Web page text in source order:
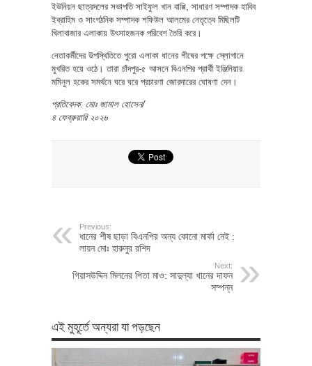
ইউনিয়ন ছাত্রদলের সভাপতি সাইফুল খান বাপ্পি, সাধারণ সম্পাদক হাবিব
ইব্রাহিম ও সাংগঠনিক সম্পাদক শফিউল আলমের নেতৃত্বে মিছিলটি
খিলাবাজার এলাকায় উৎসাহজনক পরিবেশ তৈরি করে।
নেতাকর্মীদের উপস্থিতিতে পুরো এলাকা ধানের শীষের পক্ষে স্লোগানে
মুখরিত হয়ে ওঠে। তারা চাঁদপুর-৫ আসনে বিএনপির প্রার্থী ইঞ্জিনিয়ার
মমিনুল হকের সমর্থনে ঘরে ঘরে প্রচারণা জোরদারের ঘোষণা দেন।
প্রতিবেদক: মোঃ জামাল হোসেন/
৪ ফেব্রুয়ারি ২০২৬
Previous:
ধানের শীষ ছাড়া বিএনপির অন্য কোনো মার্কা নেই :
লায়ন মোঃ হারুনুর রশিদ
Next:
গিয়াসউদ্দিন মিলনের পিতা মাও: সাদুল্যা খানের দাফন
সম্পন্ন
এই মুহূর্তে অন্যরা যা পড়ছেন